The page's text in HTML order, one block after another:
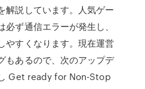
解説しています。人気ゲー
ず通信エラーが発生し、
やすくなります。現在運営
もあるので、次のアップデ
Get ready for Non-Stop